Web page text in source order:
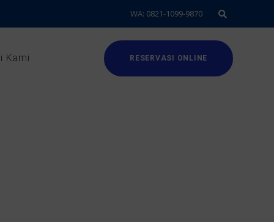
WA: 0821-1099-9870
Kami RESERVASI ONLINE